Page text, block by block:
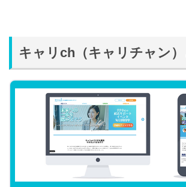
キャリch（キャリチャン